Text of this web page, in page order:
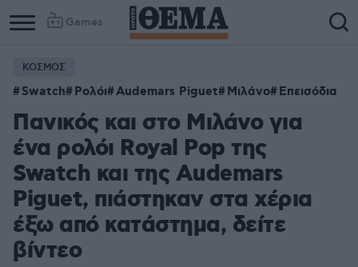
Games
ΚΟΣΜΟΣ
Swatch Ρολόι Audemars Piguet Μιλάνο Επεισόδια
Πανικός και στο Μιλάνο για
ένα ρολόι Royal Pop της
Swatch και της Audemars
Piguet, πιάστηκαν στα χέρια
έξω από κατάστημα, δείτε
βίντεο